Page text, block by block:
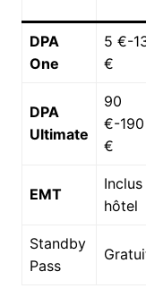
DPA
One
5 €-
€
DPA
Ultimate
90
€-190
€
EMT
Inclus
hôtel
Standby
Pass